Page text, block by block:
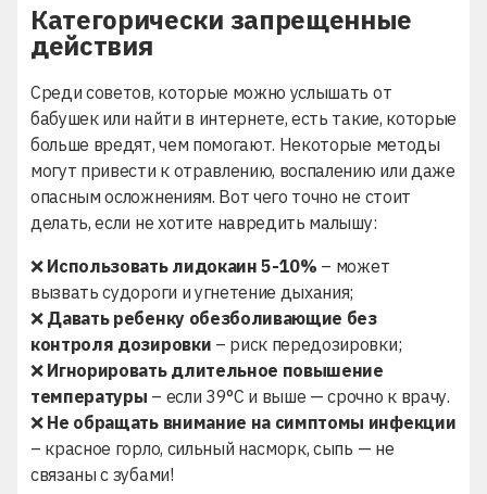
Категорически запрещенные
действия
Среди советов, которые можно услышать от
бабушек или найти в интернете, есть такие, которые
больше вредят, чем помогают. Некоторые методы
могут привести к отравлению, воспалению или даже
опасным осложнениям. Вот чего точно не стоит
делать, если не хотите навредить малышу:
❌ Использовать лидокаин 5-10% – может
вызвать судороги и угнетение дыхания;
❌ Давать ребенку обезболивающие без
контроля дозировки – риск передозировки;
❌ Игнорировать длительное повышение
температуры – если 39°C и выше — срочно к врачу.
❌ Не обращать внимание на симптомы инфекции
– красное горло, сильный насморк, сыпь — не
связаны с зубами!